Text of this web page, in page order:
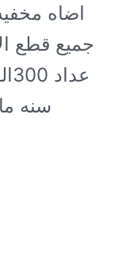
اضاه
جميع قطع
سنه